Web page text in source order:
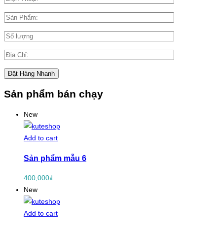
Sản phẩm bán chạy
New
Add to cart
Sản phẩm mẫu 6
400,000₫
New
Add to cart